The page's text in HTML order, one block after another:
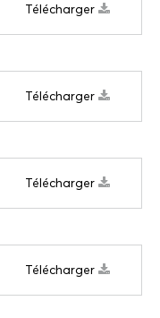
Télécharger
Télécharger
Télécharger
Télécharger